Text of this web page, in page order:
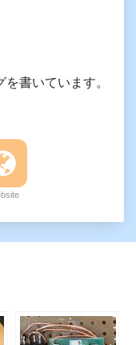
書いています。